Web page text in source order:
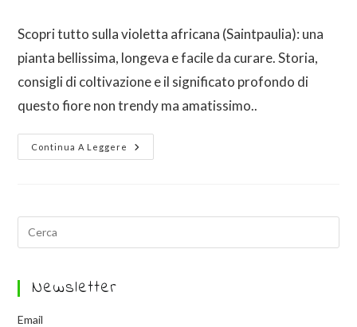
Scopri tutto sulla violetta africana (Saintpaulia): una
pianta bellissima, longeva e facile da curare. Storia,
consigli di coltivazione e il significato profondo di
questo fiore non trendy ma amatissimo..
Continua A Leggere
Newsletter
Email